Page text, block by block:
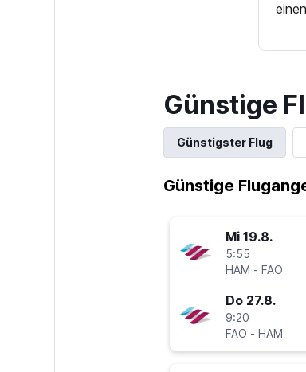
Günstige
Günstigster Flug
Günstige
Mi 19.8.
5:55
HAM - FAO
Do 27.8.
9:20
FAO - HAM